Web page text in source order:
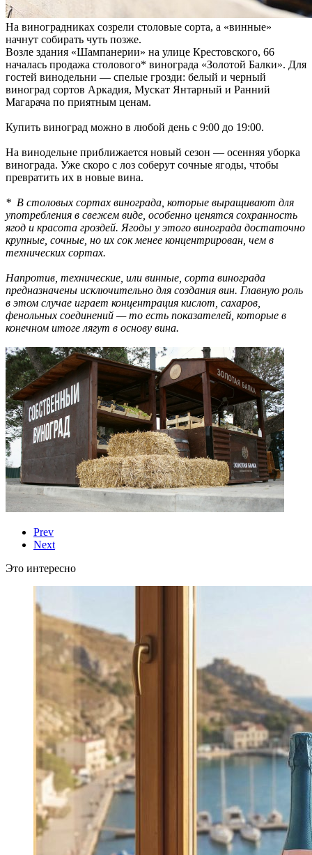
На виноградниках созрели столовые сорта, а «винные»
начнут собирать чуть позже.
Возле здания «Шампанерии» на улице Крестовского, 66
началась продажа столового* винограда «Золотой Балки». Для
гостей винодельни — спелые грозди: белый и черный
виноград сортов Аркадия, Мускат Янтарный и Ранний
Магарача по приятным ценам.
Купить виноград можно в любой день с 9:00 до 19:00.
На винодельне приближается новый сезон — осенняя уборка
винограда. Уже скоро с лоз соберут сочные ягоды, чтобы
превратить их в новые вина.
* В столовых сортах винограда, которые выращивают для
употребления в свежем виде, особенно ценятся сохранность
ягод и красота гроздей. Ягоды у этого винограда достаточно
крупные, сочные, но их сок менее концентрирован, чем в
технических сортах.
Напротив, технические, или винные, сорта винограда
предназначены исключительно для создания вин. Главную роль
в этом случае играет концентрация кислот, сахаров,
фенольных соединений — то есть показателей, которые в
конечном итоге лягут в основу вина.
Prev
Next
Это интересно